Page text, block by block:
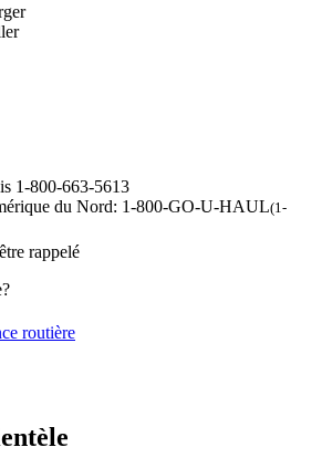
1-800-663-5613
du Nord: 1-800-GO-U-HAUL(1-
rappelé
routière